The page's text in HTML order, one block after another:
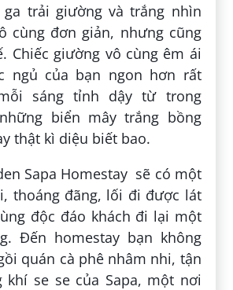
trải giường và trắng nhìn
cùng đơn giản, nhưng cũng
Chiếc giường vô cùng êm ái
ngủ của bạn ngon hơn rất
sáng tỉnh dậy từ trong
biển mây trắng bồng
thật kì diệu biết bao.
Sapa Homestay sẽ có một
thoáng đãng, lối đi được lát
độc đáo khách đi lại một
Đến homestay bạn không
quán cà phê nhâm nhi, tận
khí se se của Sapa, một nơi